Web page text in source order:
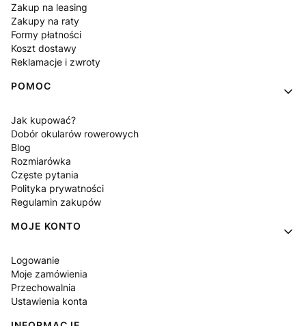
Zakup na leasing
Zakupy na raty
Formy płatności
Koszt dostawy
Reklamacje i zwroty
POMOC
Jak kupować?
Dobór okularów rowerowych
Blog
Rozmiarówka
Częste pytania
Polityka prywatności
Regulamin zakupów
MOJE KONTO
Logowanie
Moje zamówienia
Przechowalnia
Ustawienia konta